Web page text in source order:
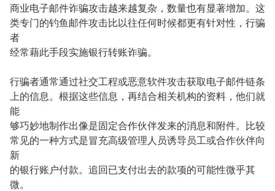
商业电子邮件诈骗攻击越来越复杂，数量也有显著增加。这
类专门的钓鱼邮件攻击比以往任何时候都更有针对性，行骗
者
经常藉此手段实施银行转账诈骗。
行骗者通常通过社交工程或恶意软件攻击获取电子邮件链条
上的信息。根据这些信息，再结合相关机构的资料，他们就
能
够巧妙地制作出像是固定合作伙伴发来的消息和附件。比较
常见的一种方式是冒充高级管理人员诱导员工或合作伙伴向
新
的银行账户付款。追回已支付出去的款项的可能性微乎其
微。